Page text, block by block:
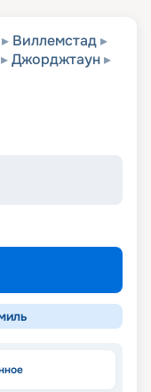
Виллемстад
Джорджтаун